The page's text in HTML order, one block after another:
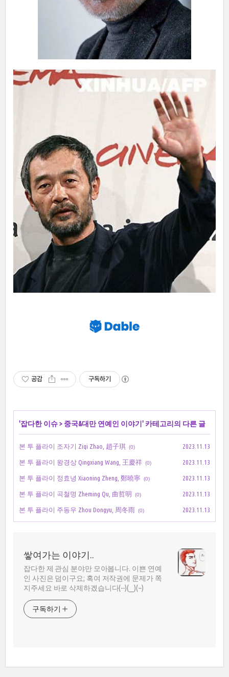
공감 구독하기
'잡다한 이슈> 중국&대만 연예인 이야기 ' 카테고리의 다른 글
본 투 플라이 조자기 Ziqi Zhao, 趙子琪 (0) 2023.11.13
본 투 플라이 왕경상 Qingxiang Wang, 王慶祥 (0) 2023.11.13
본 투 플라이 정효녕 Xiaoning Zheng, 鄭曉寧 (0) 2023.11.13
본 투 플라이 곡철명 Zheming Qu, 曲哲明 (0) 2023.11.13
본 투 플라이 주동우 Zhou Dongyu, 周冬雨 (0) 2023.11.13
쌓여가는 이야기..
잡다한 제 관심 분야만 모아봅니다. 이쁜 연예
인 사진은 덤이구요; 혹여 저작권에 문제가 쪽
지주세요 바로 삭제하겠습니다(--)(__)(--)
구독하기